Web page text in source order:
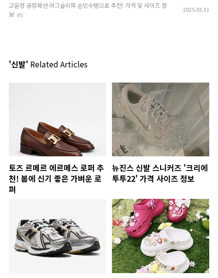
고윤정 공항패션 어그슬리퍼 손민수템으로 추천! 가격 및 사이즈 정
보 (0)
2025.03.31
'신발' Related Articles
토즈 르메르 에르메스 로퍼 추
천! 봄에 신기 좋은 가벼운 로
퍼
뉴진스 신발 스니커즈 '크리에
투투22' 가격 사이즈 정보